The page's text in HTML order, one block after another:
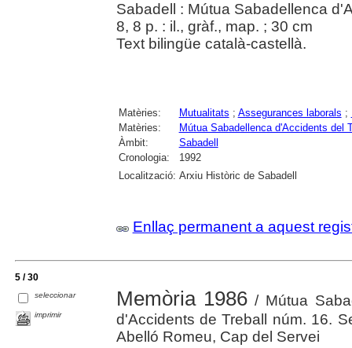
Sabadell : Mútua Sabadellenca
8, 8 p. : il., gràf., map. ; 30 cm
Text bilingüe català-castellà.
Matèries: Mutualitats ; Assegurances laborals ;
Matèries:
Mútua Sabadellenca d'Accidents del
Àmbit:
Sabadell
Cronologia:
1992
Localització: Arxiu Històric de Sabadell
Enllaç permanent a aquest
5 / 30
seleccionar
imprimir
Memòria 1986 / Mútua
d'Accidents de Treball núm. 16.
Abelló Romeu, Cap del Servei